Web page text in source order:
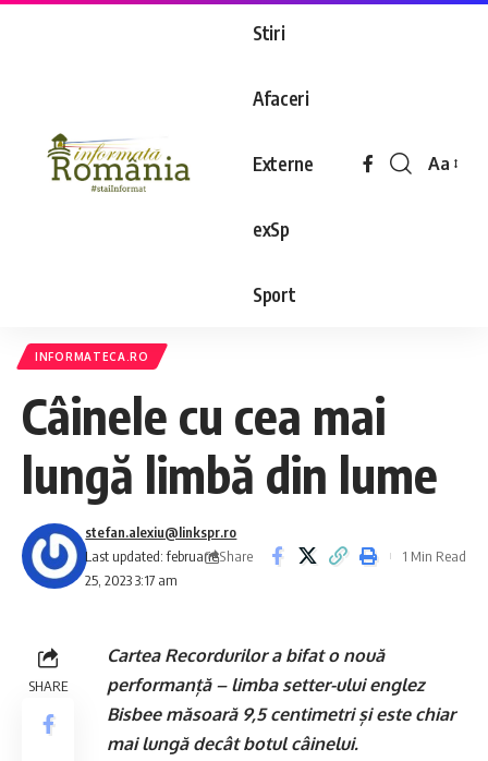
Stiri
Afaceri
Externe
exSp
Sport
Aa
INFORMATECA.RO
Câinele cu cea mai
lungă limbă din lume
Last updated: februarie
25, 2023 3:17 am
stefan.alexiu@linkspr.ro
Share
1 Min Read
SHARE
Cartea Recordurilor a bifat o nouă
performanță – limba setter-ului englez
Bisbee măsoară 9,5 centimetri și este chiar
mai lungă decât botul câinelui.